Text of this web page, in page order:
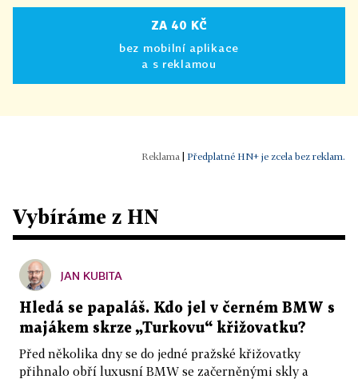
ZA 40 KČ
bez mobilní aplikace
a s reklamou
Předplatné HN+ je zcela bez reklam.
Vybíráme z HN
JAN KUBITA
Hledá se papaláš. Kdo jel v černém BMW s
majákem skrze „Turkovu“ křižovatku?
Před několika dny se do jedné pražské křižovatky
přihnalo obří luxusní BMW se začerněnými skly a